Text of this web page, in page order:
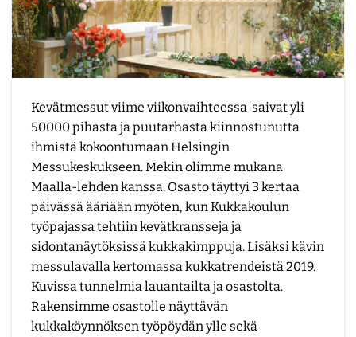
Kevätmessut viime viikonvaihteessa saivat yli
50000 pihasta ja puutarhasta kiinnostunutta
ihmistä kokoontumaan Helsingin
Messukeskukseen. Mekin olimme mukana
Maalla-lehden kanssa. Osasto täyttyi 3 kertaa
päivässä ääriään myöten, kun Kukkakoulun
työpajassa tehtiin kevätkransseja ja
sidontanäytöksissä kukkakimppuja. Lisäksi kävin
messulavalla kertomassa kukkatrendeistä 2019.
Kuvissa tunnelmia lauantailta ja osastolta.
Rakensimme osastolle näyttävän
kukkaköynnöksen työpöydän ylle sekä